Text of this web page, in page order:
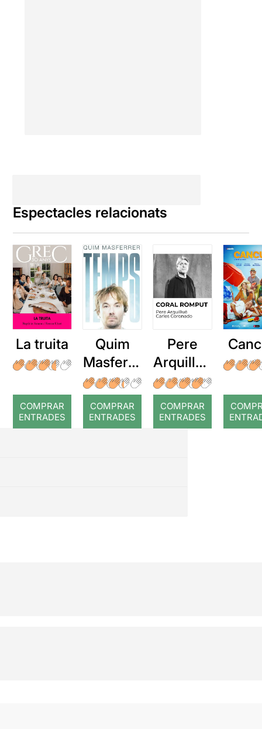
Espectacles relacionats
La truita
COMPRAR
ENTRADES
Quim
Masferre
r: Temps
COMPRAR
ENTRADES
Pere
Arquillué
: Coral
romput
COMPRAR
ENTRADES